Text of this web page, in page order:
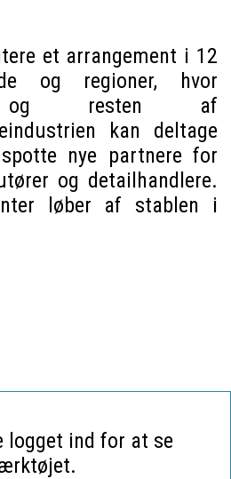
et arrangement i 12
og regioner, hvor
og resten af
kan deltage
nye partnere for
og detailhandlere.
løber af stablen i
logget ind for at se